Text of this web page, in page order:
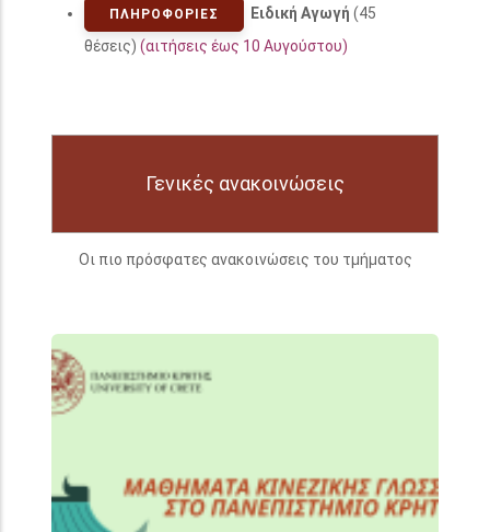
ΠΛΗΡΟΦΟΡΊΕΣ Ειδική Αγωγή (45
θέσεις) (αιτήσεις έως 10 Αυγούστου)
Γενικές ανακοινώσεις
Οι πιο πρόσφατες ανακοινώσεις του τμήματος